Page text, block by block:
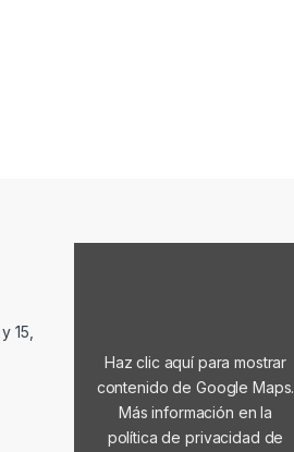
15,
Haz clic aquí para mostrar
contenido de Google Maps.
Más información en la
política de privacidad de